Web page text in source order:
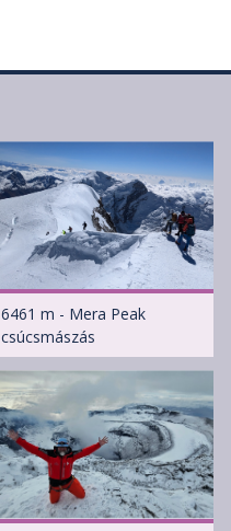
6461 m - Mera Peak
csúcsmászás